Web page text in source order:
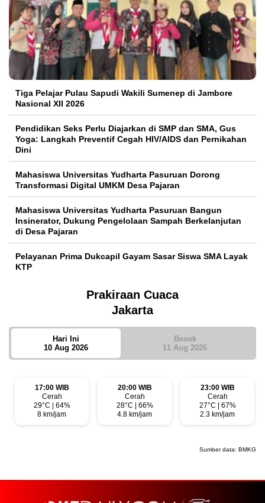
Tiga Pelajar Pulau Sapudi Wakili Sumenep di Jambore
Nasional XII 2026
Pendidikan Seks Perlu Diajarkan di SMP dan SMA, Gus
Yoga: Langkah Preventif Cegah HIV/AIDS dan Pernikahan
Dini
Mahasiswa Universitas Yudharta Pasuruan Dorong
Transformasi Digital UMKM Desa Pajaran
Mahasiswa Universitas Yudharta Pasuruan Bangun
Insinerator, Dukung Pengelolaan Sampah Berkelanjutan
di Desa Pajaran
Pelayanan Prima Dukcapil Gayam Sasar Siswa SMA Layak
KTP
Prakiraan Cuaca
Jakarta
Hari Ini
10 Aug 2026
Besok
11 Aug 2026
17:00 WIB
Cerah
29°C | 64%
8 km/jam
20:00 WIB
Cerah
28°C | 66%
4.8 km/jam
23:00 WIB
Cerah
27°C | 67%
2.3 km/jam
Sumber data: BMKG